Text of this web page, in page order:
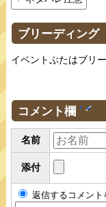
ブリーディング
イベントぶたはブリ
コメント欄 †
名前
添付
返信するコメント